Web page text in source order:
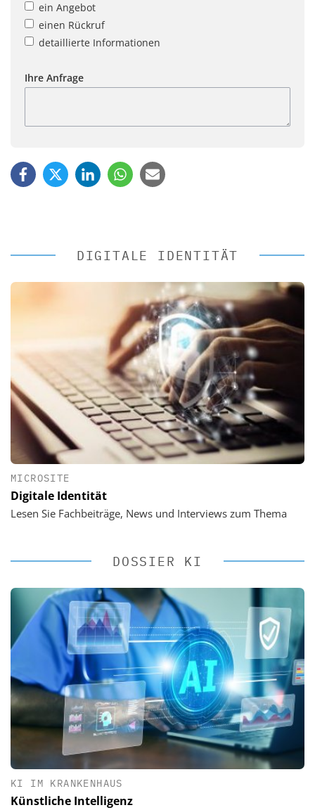
ein Angebot
einen Rückruf
detaillierte Informationen
Ihre Anfrage
DIGITALE IDENTITÄT
MICROSITE
Digitale Identität
Lesen Sie Fachbeiträge, News und Interviews zum Thema
DOSSIER KI
KI IM KRANKENHAUS
Künstliche Intelligenz